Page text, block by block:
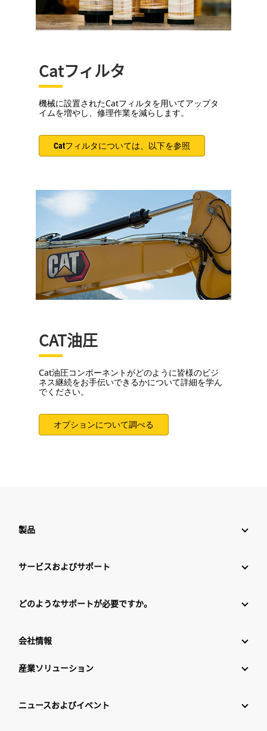
Catフィルタ
機械に設置されたCatフィルタを用いてアップタ
イムを増やし、修理作業を減らします。
Catフィルタについては、以下を参照
CAT油圧
Cat油圧コンポーネントがどのように皆様のビジ
ネス継続をお手伝いできるかについて詳細を学ん
でください。
オプションについて調べる
製品
サービスおよびサポート
どのようなサポートが必要ですか。
会社情報
産業ソリューション
ニュースおよびイベント